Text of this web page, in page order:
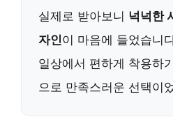
실제로 받아보니 넉넉한
자인이 마음에 들었습니
일상에서 편하게 착용하
으로 만족스러운 선택이